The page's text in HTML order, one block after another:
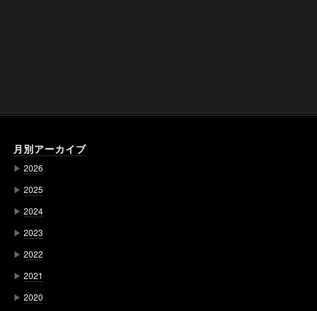
月別アーカイブ
▶ 2026
▶ 2025
▶ 2024
▶ 2023
▶ 2022
▶ 2021
▶ 2020